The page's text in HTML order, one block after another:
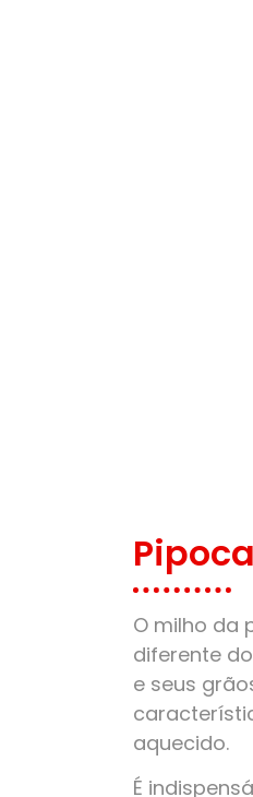
Pipoca
O milho da
diferente
e seus
aquecido.
É